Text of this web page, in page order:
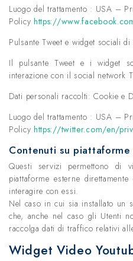
Luogo del trattamento : USA –
Policy https://
Pulsante Tweet e widget sociali
Il pulsante Tweet e i widget
interazione con il social network
Dati personali raccolti: Cookie e
Luogo del trattamento : USA –
Policy https://twitter.com/en/
Contenuti su piattaforme
Questi servizi permettono di
piattaforme esterne
interagire con essi.
Nel caso in cui sia installato un
che, anche nel caso gli Utenti
raccolga dati di traffico relativi
Widget Video